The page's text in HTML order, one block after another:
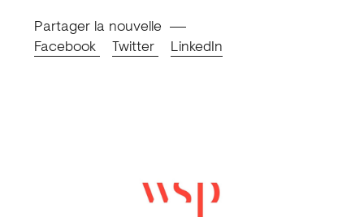
Partager la nouvelle
Facebook
Twitter LinkedIn